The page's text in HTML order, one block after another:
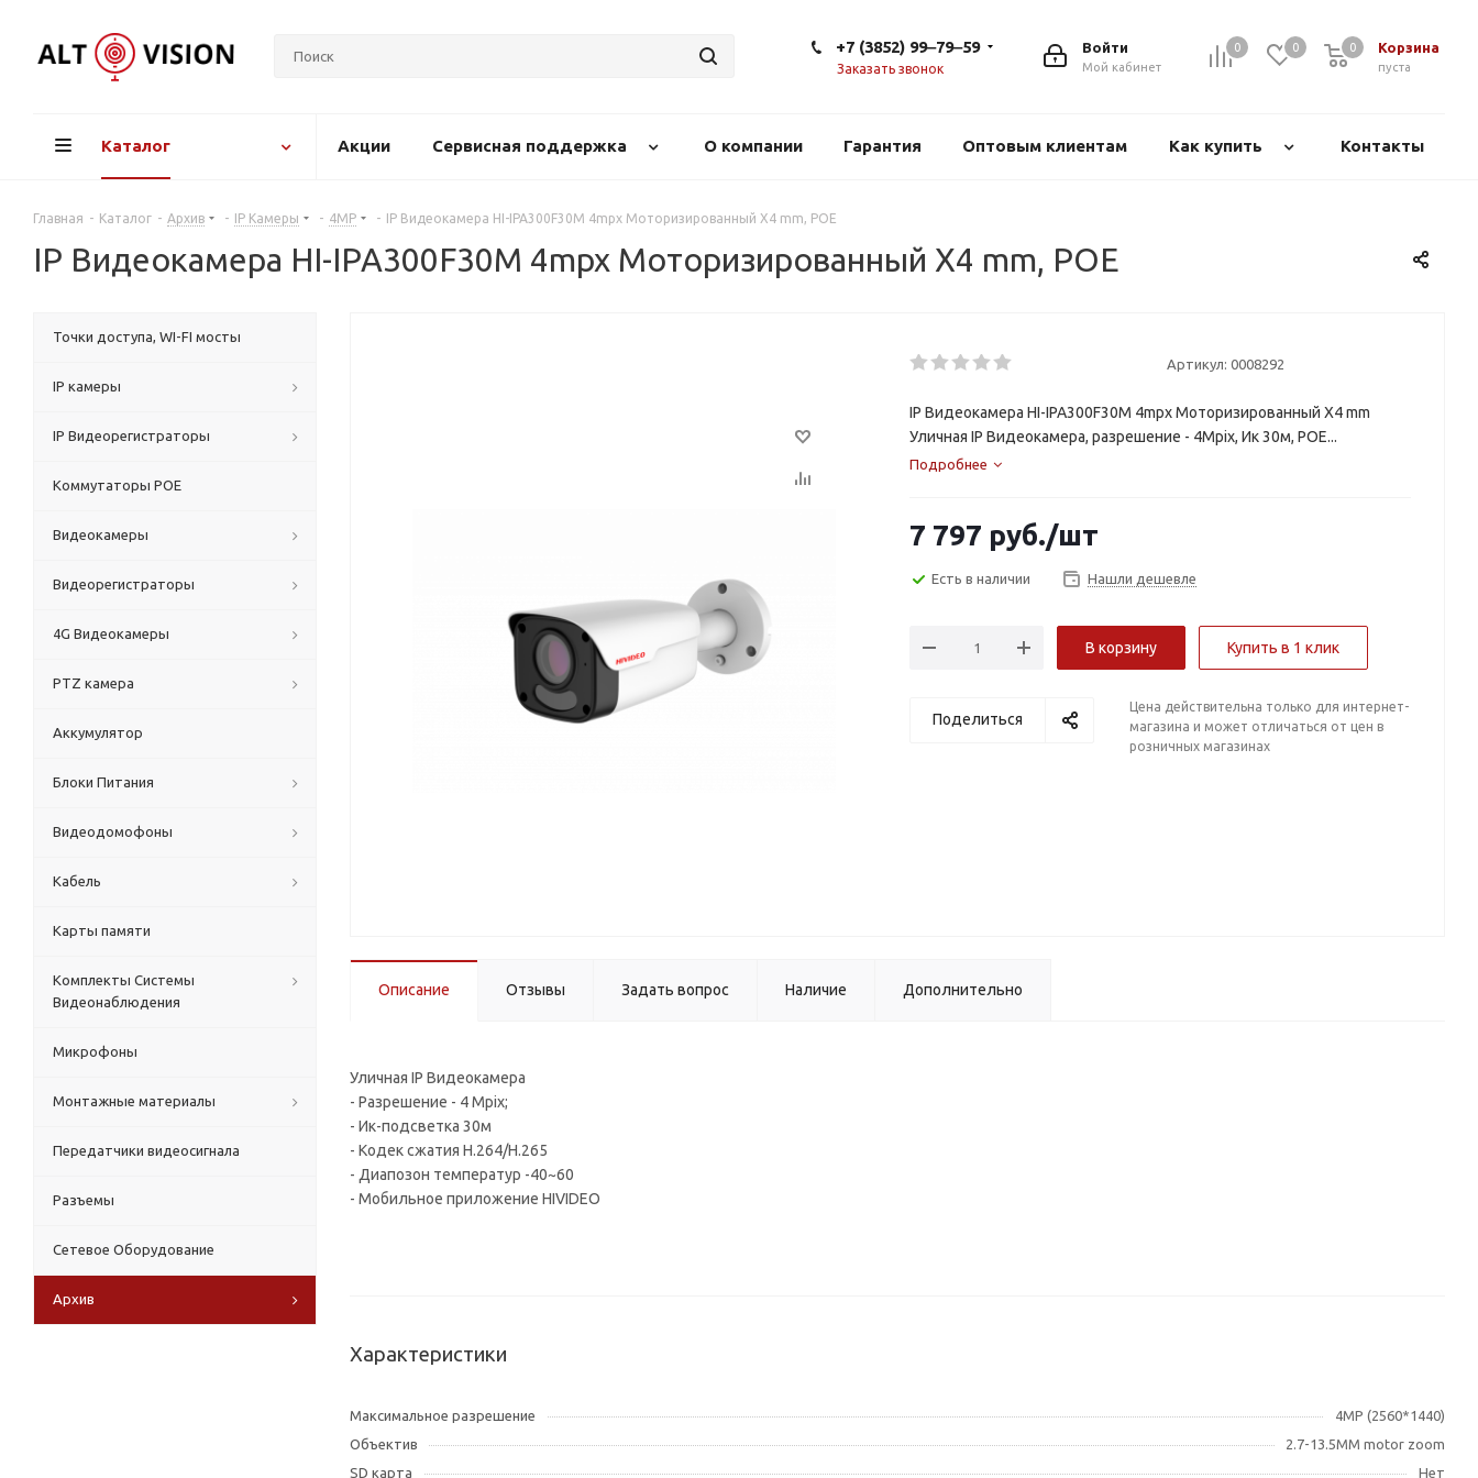
0 0 Корзина
пуста
0
Войти
Мой кабинет
+7 (3852) 99‒79‒59
Заказать звонок
Каталог Акции Сервисная поддержка О компании Гарантия Оптовым клиентам Как купить Контакты
Главная - Каталог - Архив - IP Камеры - 4MP - IP Видеокамера HI-IPA300F30M 4mpx Mоторизированный X4 mm, POE
IP Видеокамера HI-IPA300F30M 4mpx Mоторизированный X4 mm, POE
Артикул: 0008292
IP Видеокамера HI-IPA300F30M 4mpx Mоторизированный X4 mm
Уличная IP Видеокамера, разрешение - 4Mpix, Ик 30м, POE...
Подробнее
7 797 руб./шт
Есть в наличии Нашли дешевле
В корзину Купить в 1 клик
Поделиться
Цена действительна только для интернет-
магазина и может отличаться от цен в
розничных магазинах
Описание Отзывы Задать вопрос Наличие Дополнительно
Уличная IP Видеокамера
- Разрешение - 4 Mpix;
- Ик-подсветка 30м
- Кодек сжатия H.264/H.265
- Диапозон температур -40~60
- Мобильное приложение HIVIDEO
Характеристики
Максимальное разрешение
4MP (2560*1440)
Объектив
2.7-13.5MM motor zoom
SD карта
Нет
Точки доступа, WI-FI мосты
IP камеры
IP Видеорегистраторы
Коммутаторы POE
Видеокамеры
Видеорегистраторы
4G Видеокамеры
PTZ камера
Аккумулятор
Блоки Питания
Видеодомофоны
Кабель
Карты памяти
Комплекты Системы
Видеонаблюдения
Микрофоны
Монтажные материалы
Передатчики видеосигнала
Разъемы
Сетевое Оборудование
Архив